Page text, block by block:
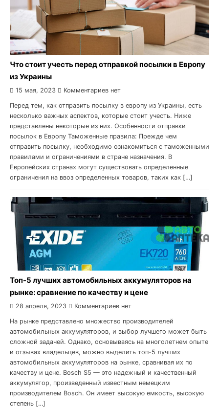
Что стоит учесть перед отправкой посылки в Европу
из Украины
15 мая, 2023 Комментариев нет
Перед тем, как отправить посылку в европу из Украины, есть
несколько важных аспектов, которые стоит учесть. Ниже
представлены некоторые из них. Особенности отправки
посылок в Европу Таможенные правила: Прежде чем
отправить посылку, необходимо ознакомиться с таможенными
правилами и ограничениями в стране назначения. В
Европейских странах могут существовать определенные
ограничения на ввоз определенных товаров, таких как […]
Топ-5 лучших автомобильных аккумуляторов на
рынке: сравнение по качеству и цене
28 апреля, 2023 Комментариев нет
На рынке представлено множество производителей
автомобильных аккумуляторов, и выбор лучшего может быть
сложной задачей. Однако, основываясь на многолетнем опыте
и отзывах владельцев, можно выделить топ-5 лучших
автомобильных аккумуляторов на рынке, сравнивая их по
качеству и цене. Bosch S5 — это надежный и качественный
аккумулятор, произведенный известным немецким
производителем Bosch. Он имеет высокую емкость, высокую
степень […]